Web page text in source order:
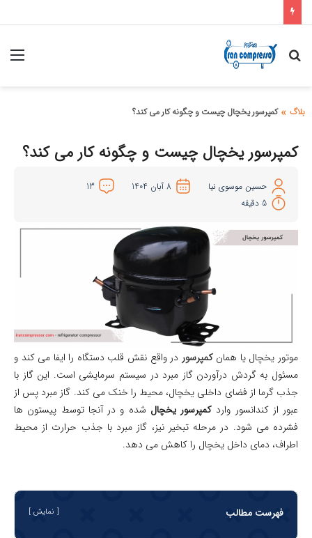
بلاگ » کمپرسور یخچال چیست و چگونه کار می کند؟
کمپرسور یخچال چیست و چگونه کار می کند؟
حسین موسوی نیا 8 آبان 1404
13
5 دقیقه
موتور یخچال یا همانکمپرسور در واقع نقش قلب دستگاه را ایفا می‌ کند و
مسئول به گردش درآوردن گاز مبرد در سیستم سرمایشی است. این گاز با
جذب گرما از فضای داخلی یخچال، محیط را خنک می‌ کند. گاز مبرد پس از
عبور از کندانسور وارد کمپرسور یخچال شده و در آنجا توسط پیستون‌ ها
فشرده می‌ شود. در مرحله تبخیر نیز، گاز مبرد با جذب حرارت از محیط
اطراف، دمای داخل یخچال را کاهش می‌ دهد.
فهرست مطالب نمایش